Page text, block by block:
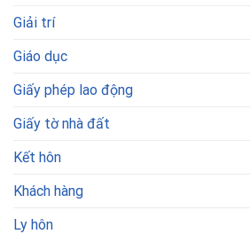
Giải trí
Giáo dục
Giấy phép lao động
Giấy tờ nhà đất
Kết hôn
Khách hàng
Ly hôn